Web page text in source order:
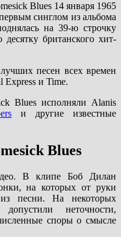
Blues 14 января 1965
синглом из альбома
на 39-ю строчку
британского хит-
песен всех времен
и Time.
Blues исполняли Alanis
и другие известные
Blues
В клипе Боб Дилан
на которых от руки
песни. На некоторых
неточности,
споры о смысле